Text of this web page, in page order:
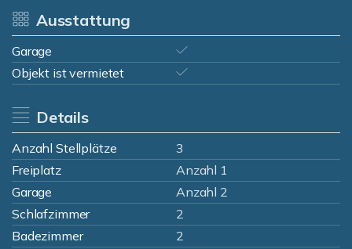
Ausstattung
Garage
Objekt ist vermietet
Details
Anzahl Stellplätze
3
Freiplatz
Anzahl 1
Garage
Anzahl 2
Schlafzimmer
2
Badezimmer
2